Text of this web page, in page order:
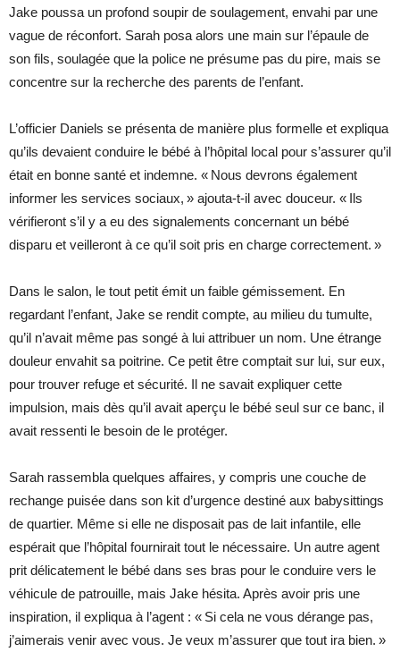
Jake poussa un profond soupir de soulagement, envahi par une
vague de réconfort. Sarah posa alors une main sur l’épaule de
son fils, soulagée que la police ne présume pas du pire, mais se
concentre sur la recherche des parents de l’enfant.
L’officier Daniels se présenta de manière plus formelle et expliqua
qu’ils devaient conduire le bébé à l’hôpital local pour s’assurer qu’il
était en bonne santé et indemne. « Nous devrons également
informer les services sociaux, » ajouta-t-il avec douceur. « Ils
vérifieront s’il y a eu des signalements concernant un bébé
disparu et veilleront à ce qu’il soit pris en charge correctement. »
Dans le salon, le tout petit émit un faible gémissement. En
regardant l’enfant, Jake se rendit compte, au milieu du tumulte,
qu’il n’avait même pas songé à lui attribuer un nom. Une étrange
douleur envahit sa poitrine. Ce petit être comptait sur lui, sur eux,
pour trouver refuge et sécurité. Il ne savait expliquer cette
impulsion, mais dès qu’il avait aperçu le bébé seul sur ce banc, il
avait ressenti le besoin de le protéger.
Sarah rassembla quelques affaires, y compris une couche de
rechange puisée dans son kit d’urgence destiné aux babysittings
de quartier. Même si elle ne disposait pas de lait infantile, elle
espérait que l’hôpital fournirait tout le nécessaire. Un autre agent
prit délicatement le bébé dans ses bras pour le conduire vers le
véhicule de patrouille, mais Jake hésita. Après avoir pris une
inspiration, il expliqua à l’agent : « Si cela ne vous dérange pas,
j’aimerais venir avec vous. Je veux m’assurer que tout ira bien. »